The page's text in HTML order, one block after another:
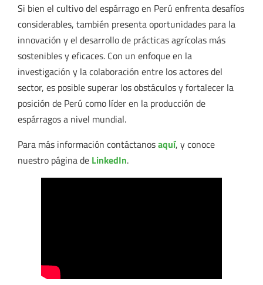
Si bien el cultivo del espárrago en Perú enfrenta desafíos
considerables, también presenta oportunidades para la
innovación y el desarrollo de prácticas agrícolas más
sostenibles y eficaces. Con un enfoque en la
investigación y la colaboración entre los actores del
sector, es posible superar los obstáculos y fortalecer la
posición de Perú como líder en la producción de
espárragos a nivel mundial.
Para más información contáctanosaquí, y conoce
nuestro página de LinkedIn.